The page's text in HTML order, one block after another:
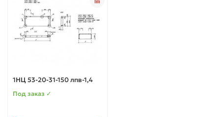
1НЦ 53-20-31-150 лпв-1,4
Под заказ ✓